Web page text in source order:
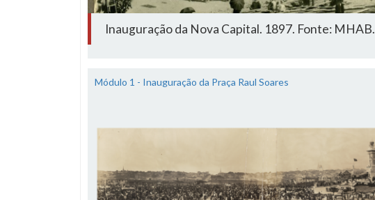
Inauguração da Nova Capital. 1897. Fonte: MHAB.
Módulo 1 - Inauguração da Praça Raul Soares